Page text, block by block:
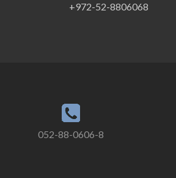
972-52-8806068+
052-88-0606-8